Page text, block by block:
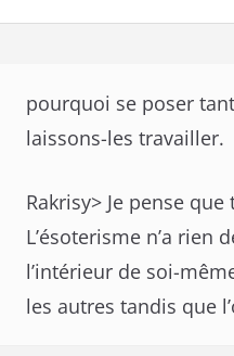
pourquoi se poser
laissons-les travailler.
Rakrisy> Je pense
L’ésoterisme n’a rien
l’intérieur de soi-
les autres tandis que